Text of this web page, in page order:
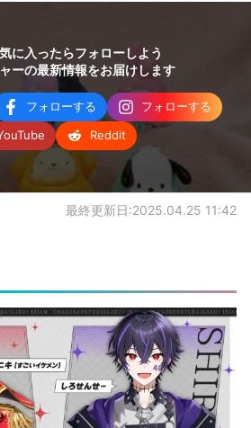
に入ったらフォローしよう
ーの最新情報をお届けします
フォローする
フォローする
Reddit
最終更新日:2025.04.25 11:42